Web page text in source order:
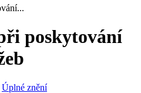
poskytování
Úplné znění